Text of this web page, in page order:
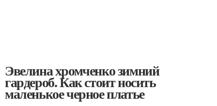
Эвелина хромченко зимний
гардероб. Как стоит носить
маленькое черное платье